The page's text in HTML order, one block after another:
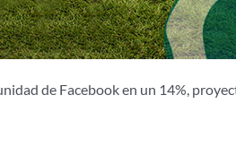
de Facebook en un 14%,